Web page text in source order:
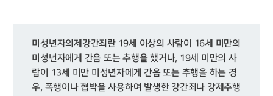
미성년자의제강간죄란 19세 이상의 사람이 16세 미만의
미성년자에게 간음 또는 추행을 했거나, 19세 미만의 사
람이 13세 미만 미성년자에게 간음 또는 추행을 하는 경
우, 폭행이나 협박을 사용하여 발생한 강간죄나 강제추행